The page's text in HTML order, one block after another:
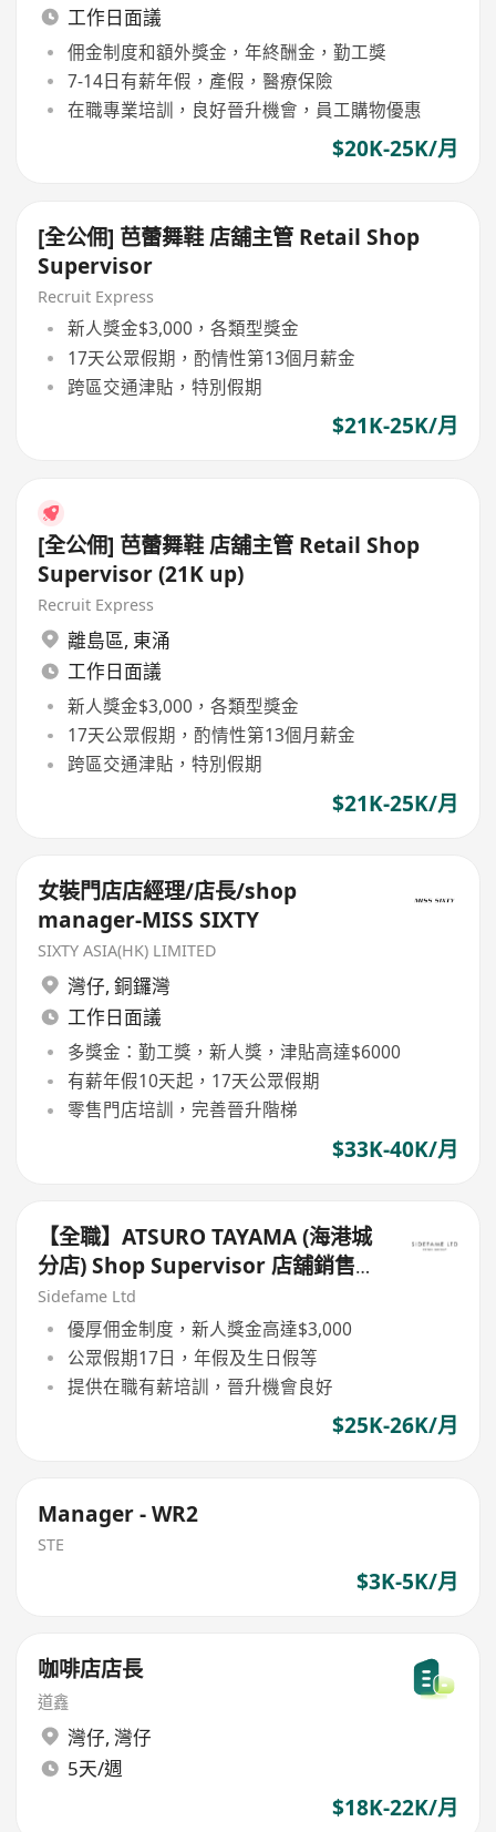
工作日面議
佣金制度和額外獎金，年終酬金，勤工獎
7-14日有薪年假，產假，醫療保險
在職專業培訓，良好晉升機會，員工購物優惠
$20K-25K/月
[全公佣] 芭蕾舞鞋 店舖主管 Retail Shop
Supervisor
Recruit Express
新人獎金$3,000，各類型獎金
17天公眾假期，酌情性第13個月薪金
跨區交通津貼，特別假期
$21K-25K/月
[全公佣] 芭蕾舞鞋 店舖主管 Retail Shop
Supervisor (21K up)
Recruit Express
離島區, 東涌
工作日面議
新人獎金$3,000，各類型獎金
17天公眾假期，酌情性第13個月薪金
跨區交通津貼，特別假期
$21K-25K/月
女裝門店店經理/店長/shop
manager-MISS SIXTY
SIXTY ASIA(HK) LIMITED
灣仔, 銅鑼灣
工作日面議
多獎金：勤工獎，新人獎，津貼高達$6000
有薪年假10天起，17天公眾假期
零售門店培訓，完善晉升階梯
$33K-40K/月
【全職】ATSURO TAYAMA (海港城
分店) Shop Supervisor 店舖銷售主
管【永久保證佣金+新人獎金
$3,000】
Sidefame Ltd
優厚佣金制度，新人獎金高達$3,000
公眾假期17日，年假及生日假等
提供在職有薪培訓，晉升機會良好
$25K-26K/月
Manager - WR2
STE
$3K-5K/月
咖啡店店長
道鑫
灣仔, 灣仔
5天/週
$18K-22K/月